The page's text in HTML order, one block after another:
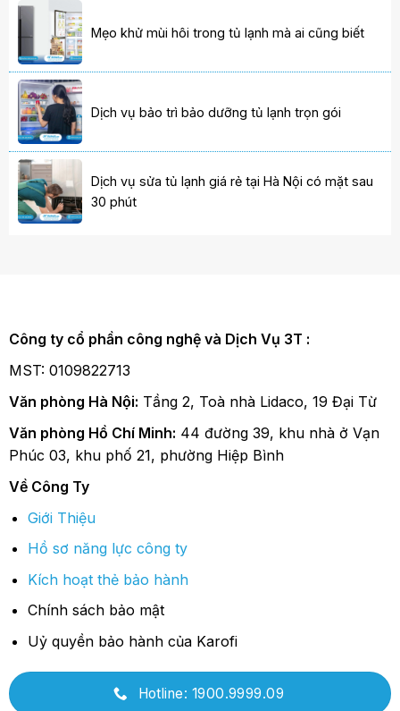
Mẹo khử mùi hôi trong tủ lạnh mà ai cũng biết
Dịch vụ bảo trì bảo dưỡng tủ lạnh trọn gói
Dịch vụ sửa tủ lạnh giá rẻ tại Hà Nội có mặt sau
30 phút
Công ty cổ phần công nghệ và Dịch Vụ 3T :
MST: 0109822713
Văn phòng Hà Nội: Tầng 2, Toà nhà Lidaco, 19 Đại Từ
Văn phòng Hồ Chí Minh: 44 đường 39, khu nhà ở Vạn
Phúc 03, khu phố 21, phường Hiệp Bình
Về Công Ty
Giới Thiệu
Hồ sơ năng lực công ty
Kích hoạt thẻ bảo hành
Chính sách bảo mật
Uỷ quyền bảo hành của Karofi
Hotline: 1900.9999.09